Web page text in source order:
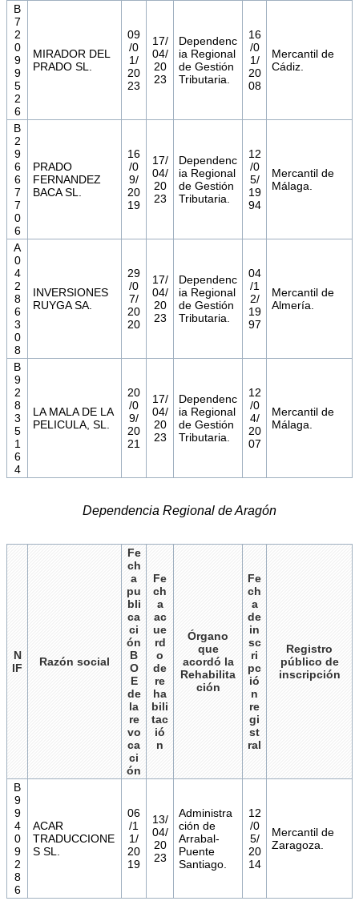
B
7
2
0
9
9
5
2
6
MIRADOR DEL
PRADO SL.
09
/0
1/
20
23
17/
04/
20
23
Dependenc
ia Regional
de Gestión
Tributaria.
16
/0
1/
20
08
Mercantil de
Cádiz.
B
2
9
6
6
7
7
0
6
PRADO
FERNANDEZ
BACA SL.
16
/0
9/
20
19
17/
04/
20
23
Dependenc
ia Regional
de Gestión
Tributaria.
12
/0
5/
19
94
Mercantil de
Málaga.
A
0
4
2
8
6
3
0
8
INVERSIONES
RUYGA SA.
29
/0
7/
20
20
17/
04/
20
23
Dependenc
ia Regional
de Gestión
Tributaria.
04
/1
2/
19
97
Mercantil de
Almería.
B
9
2
8
3
5
1
6
4
LA MALA DE LA
PELICULA, SL.
20
/0
9/
20
21
17/
04/
20
23
Dependenc
ia Regional
de Gestión
Tributaria.
12
/0
4/
20
07
Mercantil de
Málaga.
Dependencia Regional de Aragón
N
IF
Razón social
Fe
ch
a
pu
bli
ca
ci
ón
B
O
E
de
la
re
vo
ca
ci
ón
Fe
ch
a
ac
ue
rd
o
de
re
ha
bili
tac
ió
n
Órgano
que
acordó la
Rehabilita
ción
Fe
ch
a
de
in
sc
ri
pc
ió
n
re
gi
st
ral
Registro
público de
inscripción
B
9
9
4
0
9
2
8
6
ACAR
TRADUCCIONE
S SL.
06
/1
1/
20
19
13/
04/
20
23
Administra
ción de
Arrabal-
Puente
Santiago.
12
/0
5/
20
14
Mercantil de
Zaragoza.